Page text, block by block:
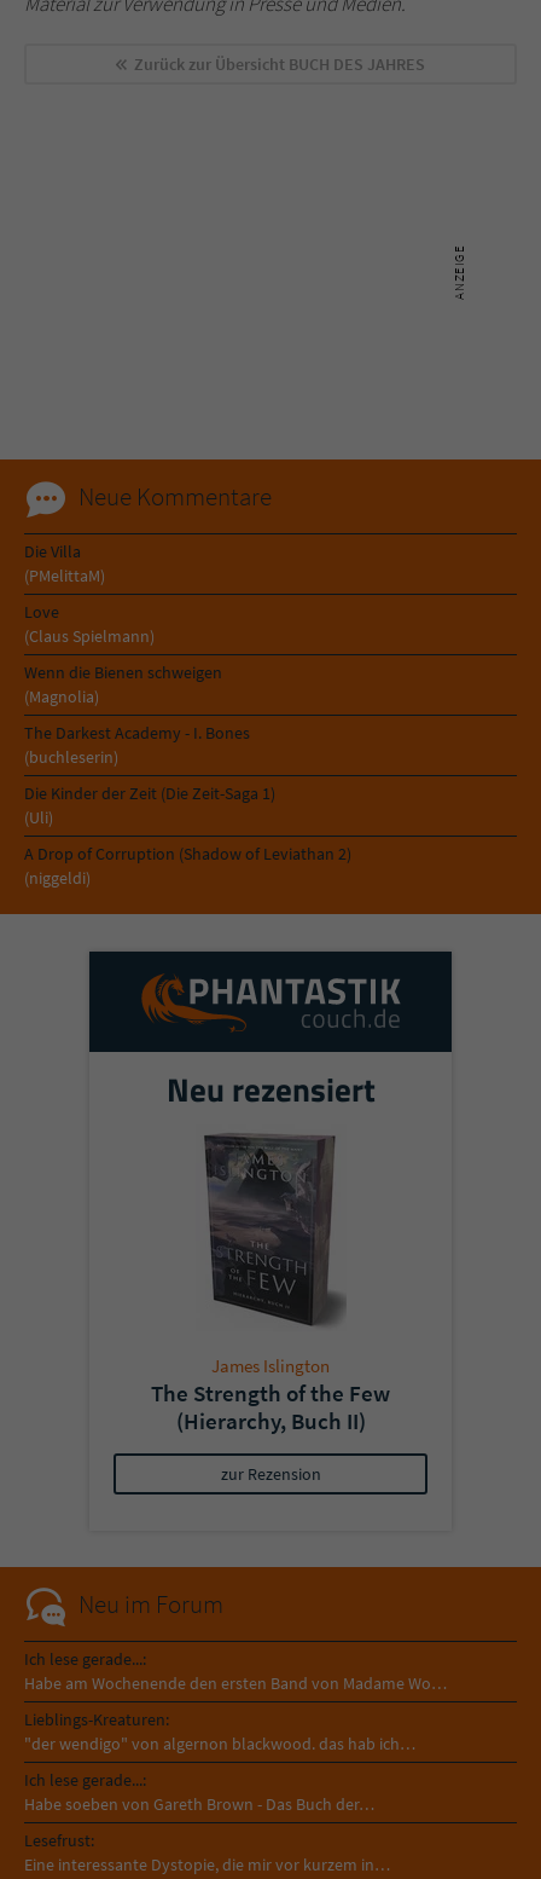
Zurück zur Übersicht BUCH DES JAHRES
Neue Kommentare
Die Villa
(PMelittaM)
Love
(Claus Spielmann)
Wenn die Bienen schweigen
(Magnolia)
The Darkest Academy - I. Bones
(buchleserin)
Die Kinder der Zeit (Die Zeit-Saga 1)
(Uli)
A Drop of Corruption (Shadow of Leviathan 2)
(niggeldi)
Neu rezensiert
James Islington
The Strength of the Few
(Hierarchy, Buch II)
zur Rezension
Neu im Forum
Ich lese gerade...:
Habe am Wochenende den ersten Band von Madame Wo…
Lieblings-Kreaturen:
"der wendigo" von algernon blackwood. das hab ich…
Ich lese gerade...:
Habe soeben von Gareth Brown - Das Buch der…
Lesefrust:
Eine interessante Dystopie, die mir vor kurzem in…